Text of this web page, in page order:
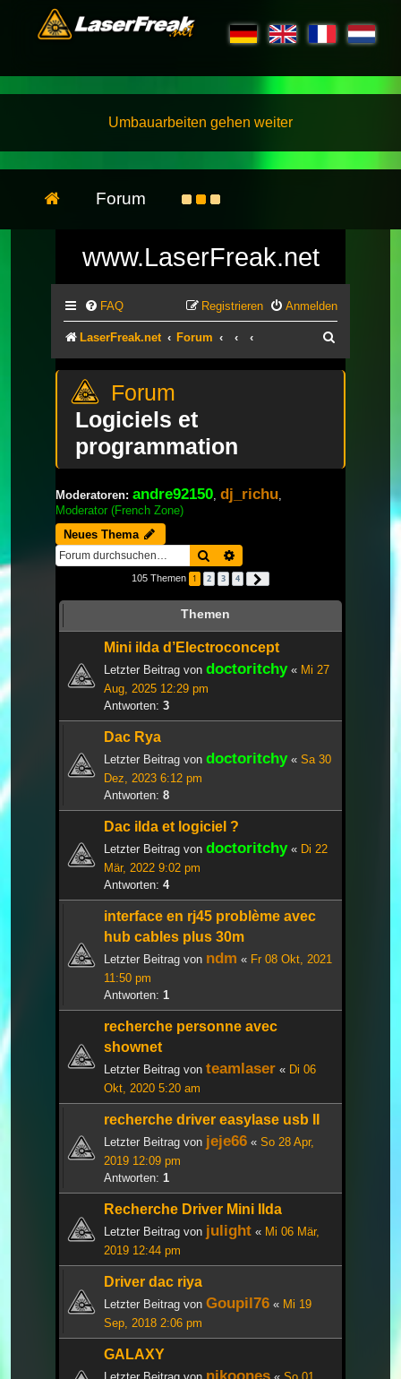
Umbauarbeiten gehen weiter
Forum
www.LaserFreak.net
FAQ Anmelden
Registrieren
LaserFreak.net Forum
Logiciels et
programmation
Moderatoren: andre92150 dj_richu
Moderator (French Zone)
Neues Thema
Suche
105 Themen 1 2 3 4
Themen
Mini ilda d’Electroconcept
Letzter Beitrag von doctoritchy« Mi 27
Aug, 2025 12:29 pm
Antworten: 3
Dac Rya
Letzter Beitrag von doctoritchy« Sa 30
Dez, 2023 6:12 pm
Antworten: 8
Dac ilda et logiciel ?
Letzter Beitrag von doctoritchy« Di 22
Mär, 2022 9:02 pm
Antworten: 4
interface en rj45 problème avec
hub cables plus 30m
Letzter Beitrag von ndm « Fr 08 Okt, 2021
11:50 pm
Antworten: 1
recherche personne avec
shownet
Letzter Beitrag von teamlaser « Di 06
Okt, 2020 5:20 am
recherche driver easylase usb II
Letzter Beitrag von jeje66 « So 28 Apr,
2019 12:09 pm
Antworten: 1
Recherche Driver Mini Ilda
Letzter Beitrag von julight « Mi 06 Mär,
2019 12:44 pm
Driver dac riya
Letzter Beitrag von Goupil76 « Mi 19
Sep, 2018 2:06 pm
GALAXY